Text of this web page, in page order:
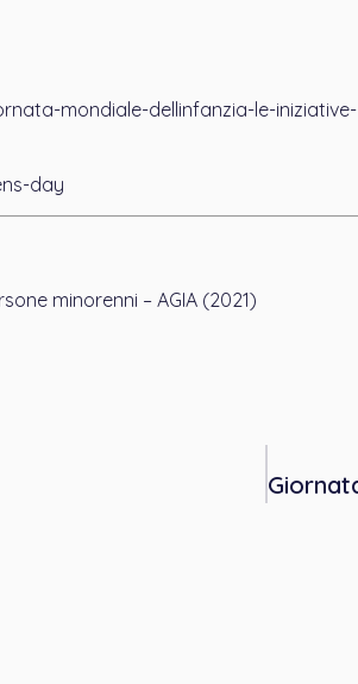
mondiale-dellinfanzia-le-iniziative-
day
minorenni – AGIA (2021)